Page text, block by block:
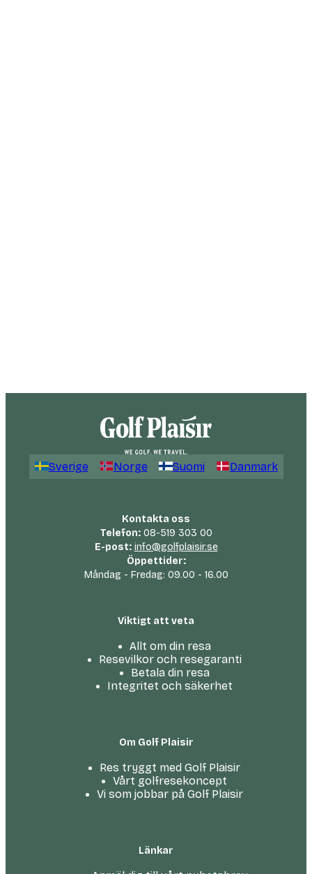
Sverige Norge Suomi Danmark
Kontakta oss
Telefon:08-519 303 00
E-post: info@golfplaisir.se
Öppettider:
Måndag - Fredag: 09.00 - 16.00
Viktigt att veta
Allt om din resa
Resevilkor och resegaranti
Betala din resa
Integritet och säkerhet
Om Golf Plaisir
Res tryggt med Golf Plaisir
Vårt golfresekoncept
Vi som jobbar på Golf Plaisir
Länkar